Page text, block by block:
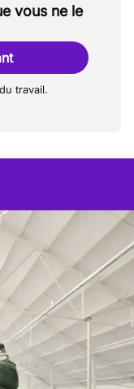
vous ne le
travail.